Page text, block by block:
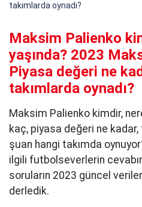
takımlarda oynadı?
Maksim Palienko
yaşında? 2023
Piyasa değeri ne
takımlarda oynadı?
Maksim Palienko kimdir,
kaç, piyasa değeri ne
şuan hangi takımda
ilgili futbolseverlerin
soruların 2023 güncel
derledik.